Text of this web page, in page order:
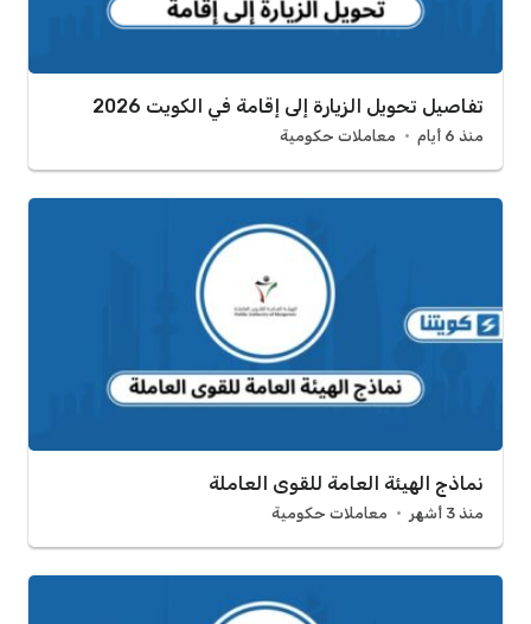
تفاصيل تحويل الزيارة إلى إقامة في الكويت 2026
منذ 6 أيام معاملات حكومية
نماذج الهيئة العامة للقوى العاملة
منذ 3 أشهر معاملات حكومية